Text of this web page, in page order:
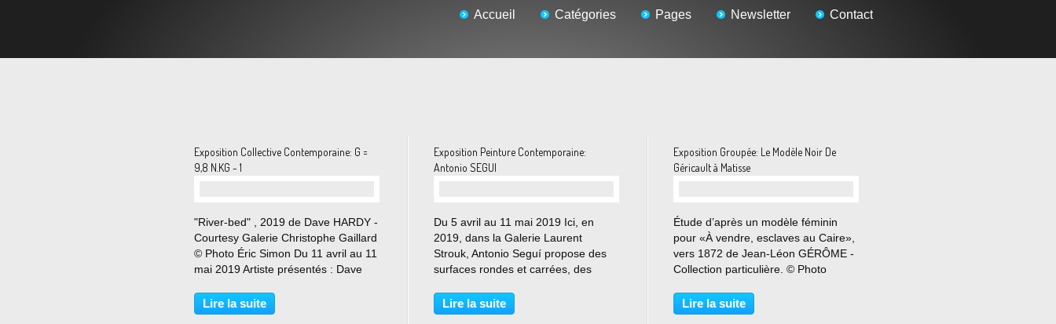
Accueil Catégories Pages Newsletter Contact
Exposition Collective Contemporaine: G =
9,8 N.KG - 1
"River-bed" , 2019 de Dave HARDY -
Courtesy Galerie Christophe Gaillard
© Photo Éric Simon Du 11 avril au 11
mai 2019 Artiste présentés : Dave
WILSON Rendre perceptibles les
phénomènes d’attraction des corps
Lire la suite
Exposition Peinture Contemporaine:
Antonio SEGUI
Du 5 avril au 11 mai 2019 Ici, en
2019, dans la Galerie Laurent
Strouk, Antonio Seguí propose des
surfaces rondes et carrées, des
teintes intenses surprennantes.
Toutes les œuvres carrées sont
Lire la suite
Exposition Groupée: Le Modèle Noir De
Géricault à Matisse
Étude d’après un modèle féminin
pour «À vendre, esclaves au Caire»,
vers 1872 de Jean-Léon GÉRÔME -
Collection particulière. © Photo
Heim - Bâle Du 26 mars au 21 juillet
2019 En adoptant une approche
Lire la suite